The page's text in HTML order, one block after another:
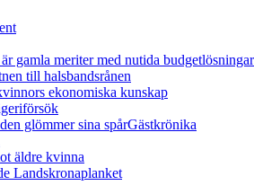
gamla meriter med nutida
till halsbandsrånen
ekonomiska kunskap
glömmer sina spårGästkrönika
äldre kvinna
Landskronaplanket